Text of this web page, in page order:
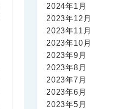
2024年1月
2023年12月
2023年11月
2023年10月
2023年9月
2023年8月
2023年7月
2023年6月
2023年5月